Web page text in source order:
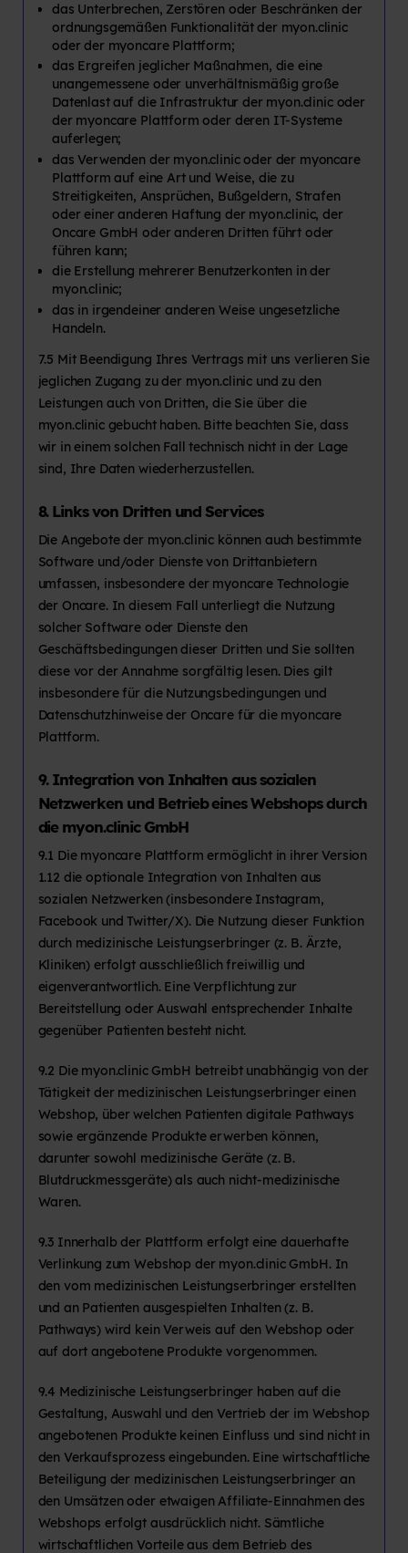
das Unterbrechen, Zerstören oder Beschränken der
ordnungsgemäßen Funktionalität der myon.clinic
oder der myoncare Plattform;
das Ergreifen jeglicher Maßnahmen, die eine
unangemessene oder unverhältnismäßig große
Datenlast auf die Infrastruktur der myon.clinic oder
der myoncare Plattform oder deren IT-Systeme
auferlegen;
das Verwenden der myon.clinic oder der myoncare
Plattform auf eine Art und Weise, die zu
Streitigkeiten, Ansprüchen, Bußgeldern, Strafen
oder einer anderen Haftung der myon.clinic, der
Oncare GmbH oder anderen Dritten führt oder
führen kann;
die Erstellung mehrerer Benutzerkonten in der
myon.clinic;
das in irgendeiner anderen Weise ungesetzliche
Handeln.
7.5 Mit Beendigung Ihres Vertrags mit uns verlieren Sie
jeglichen Zugang zu der myon.clinic und zu den
Leistungen auch von Dritten, die Sie über die
myon.clinic gebucht haben. Bitte beachten Sie, dass
wir in einem solchen Fall technisch nicht in der Lage
sind, Ihre Daten wiederherzustellen.
8. Links von Dritten und Services
Die Angebote der myon.clinic können auch bestimmte
Software und/oder Dienste von Drittanbietern
umfassen, insbesondere der myoncare Technologie
der Oncare. In diesem Fall unterliegt die Nutzung
solcher Software oder Dienste den
Geschäftsbedingungen dieser Dritten und Sie sollten
diese vor der Annahme sorgfältig lesen. Dies gilt
insbesondere für die Nutzungsbedingungen und
Datenschutzhinweise der Oncare für die myoncare
Plattform.
9. Integration von Inhalten aus sozialen
Netzwerken und Betrieb eines Webshops durch
die myon.clinic GmbH
9.1 Die myoncare Plattform ermöglicht in ihrer Version
1.12 die optionale Integration von Inhalten aus
sozialen Netzwerken (insbesondere Instagram,
Facebook und Twitter/X). Die Nutzung dieser Funktion
durch medizinische Leistungserbringer (z. B. Ärzte,
Kliniken) erfolgt ausschließlich freiwillig und
eigenverantwortlich. Eine Verpflichtung zur
Bereitstellung oder Auswahl entsprechender Inhalte
gegenüber Patienten besteht nicht.
9.2 Die myon.clinic GmbH betreibt unabhängig von der
Tätigkeit der medizinischen Leistungserbringer einen
Webshop, über welchen Patienten digitale Pathways
sowie ergänzende Produkte erwerben können,
darunter sowohl medizinische Geräte (z. B.
Blutdruckmessgeräte) als auch nicht-medizinische
Waren.
9.3 Innerhalb der Plattform erfolgt eine dauerhafte
Verlinkung zum Webshop der myon.clinic GmbH. In
den vom medizinischen Leistungserbringer erstellten
und an Patienten ausgespielten Inhalten (z. B.
Pathways) wird kein Verweis auf den Webshop oder
auf dort angebotene Produkte vorgenommen.
9.4 Medizinische Leistungserbringer haben auf die
Gestaltung, Auswahl und den Vertrieb der im Webshop
angebotenen Produkte keinen Einfluss und sind nicht in
den Verkaufsprozess eingebunden. Eine wirtschaftliche
Beteiligung der medizinischen Leistungserbringer an
den Umsätzen oder etwaigen Affiliate-Einnahmen des
Webshops erfolgt ausdrücklich nicht. Sämtliche
wirtschaftlichen Vorteile aus dem Betrieb des